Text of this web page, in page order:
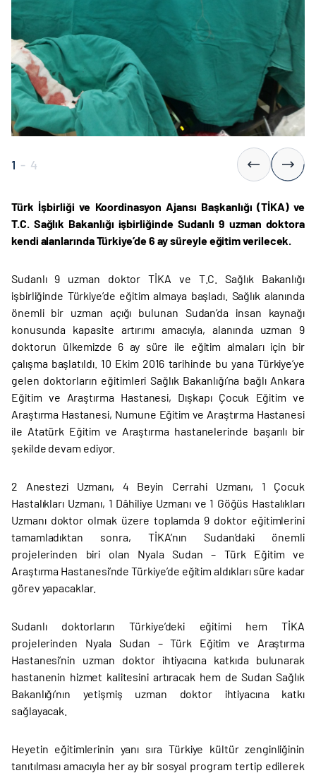
1 - 4
Türk İşbirliği ve Koordinasyon Ajansı Başkanlığı (TİKA) ve
T.C. Sağlık Bakanlığı işbirliğinde Sudanlı 9 uzman doktora
kendi alanlarında Türkiye’de 6 ay süreyle eğitim verilecek.
Sudanlı 9 uzman doktor TİKA ve T.C. Sağlık Bakanlığı
işbirliğinde Türkiye’de eğitim almaya başladı. Sağlık alanında
önemli bir uzman açığı bulunan Sudan’da insan kaynağı
konusunda kapasite artırımı amacıyla, alanında uzman 9
doktorun ülkemizde 6 ay süre ile eğitim almaları için bir
çalışma başlatıldı. 10 Ekim 2016 tarihinde bu yana Türkiye’ye
gelen doktorların eğitimleri Sağlık Bakanlığı’na bağlı Ankara
Eğitim ve Araştırma Hastanesi, Dışkapı Çocuk Eğitim ve
Araştırma Hastanesi, Numune Eğitim ve Araştırma Hastanesi
ile Atatürk Eğitim ve Araştırma hastanelerinde başarılı bir
şekilde devam ediyor.
2 Anestezi Uzmanı, 4 Beyin Cerrahi Uzmanı, 1 Çocuk
Hastalıkları Uzmanı, 1 Dâhiliye Uzmanı ve 1 Göğüs Hastalıkları
Uzmanı doktor olmak üzere toplamda 9 doktor eğitimlerini
tamamladıktan sonra, TİKA’nın Sudan’daki önemli
projelerinden biri olan Nyala Sudan – Türk Eğitim ve
Araştırma Hastanesi’nde Türkiye’de eğitim aldıkları süre kadar
görev yapacaklar.
Sudanlı doktorların Türkiye’deki eğitimi hem TİKA
projelerinden Nyala Sudan – Türk Eğitim ve Araştırma
Hastanesi’nin uzman doktor ihtiyacına katkıda bulunarak
hastanenin hizmet kalitesini artıracak hem de Sudan Sağlık
Bakanlığı’nın yetişmiş uzman doktor ihtiyacına katkı
sağlayacak.
Heyetin eğitimlerinin yanı sıra Türkiye kültür zenginliğinin
tanıtılması amacıyla her ay bir sosyal program tertip edilerek